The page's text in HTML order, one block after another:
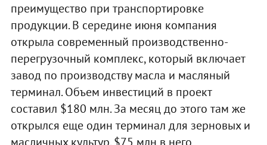
преимущество при транспортировке
продукции. В середине июня компания
открыла современный производственно-
перегрузочный комплекс, который включает
завод по производству масла и масляный
терминал. Объем инвестиций в проект
составил $180 млн. За месяц до этого там же
открылся еще один терминал для зерновых и
масличных культур. $75 млн в него